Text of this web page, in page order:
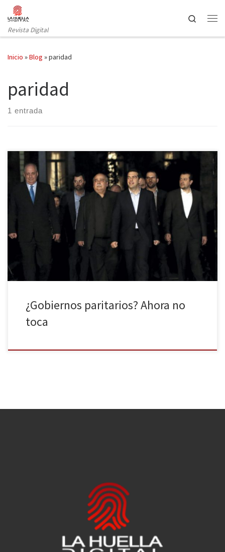
Saltar al contenido
Revista Digital
Search
Inicio »Blog »paridad
paridad
1 entrada
Syriza ha anunciado este martes la lista de los ministros que
formarán el nuevo Gobierno griego, un total de doce personas
entre las que no se encuentra ni una sola mujer. ¿Se puede hablar
de democracia cuando las mujeres son marginadas, invisibilizadas
y relegadas a un segundo puesto? El poder […]
¿Gobiernos paritarios? Ahora no
toca